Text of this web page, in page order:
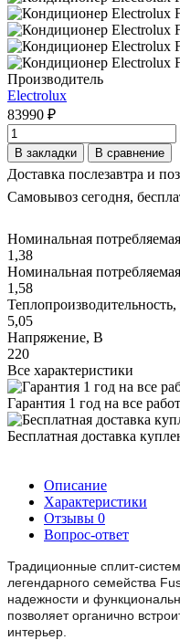
Производитель
Electrolux
83990 ₽
В закладки
В сравнение
Доставка послезавтра и
Самовывоз сегодня,
Номинальная
1,38
Номинальная
1,58
5,05
Напряжение, В
220
Все характеристики
Гарантия 1 год на все
Бесплатная доставка
Описание
Характеристики
Отзывы 0
Вопрос-ответ
Традиционные сплит-
легендарного семейства
надежности и
позволяет органично
интерьер.